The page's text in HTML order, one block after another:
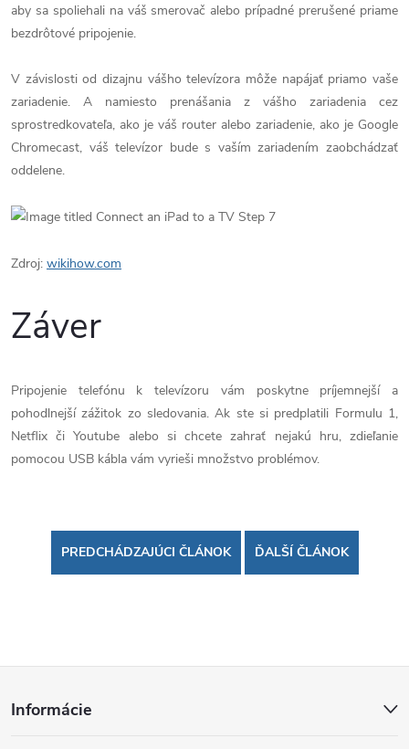
aby sa spoliehali na váš smerovač alebo prípadné prerušené priame
bezdrôtové pripojenie.
V závislosti od dizajnu vášho televízora môže napájať priamo vaše
zariadenie. A namiesto prenášania z vášho zariadenia cez
sprostredkovateľa, ako je váš router alebo zariadenie, ako je Google
Chromecast, váš televízor bude s vaším zariadením zaobchádzať
oddelene.
Zdroj: wikihow.com
Záver
Pripojenie telefónu k televízoru vám poskytne príjemnejší a
pohodlnejší zážitok zo sledovania. Ak ste si predplatili Formulu 1,
Netflix či Youtube alebo si chcete zahrať nejakú hru, zdieľanie
pomocou USB kábla vám vyrieši množstvo problémov.
PREDCHÁDZAJÚCI ČLÁNOK ĎALŠÍ ČLÁNOK
Informácie